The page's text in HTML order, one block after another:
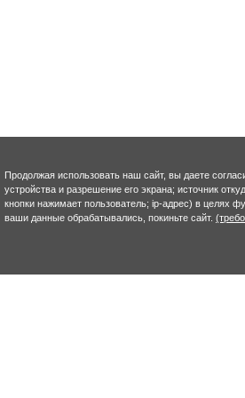
Продолжая использовать наш сайт, вы даете
устройства и разрешение его экрана; источник
кнопки нажимает пользователь; ip-адрес) в целях
ваши данные обрабатывались, покиньте сайт.